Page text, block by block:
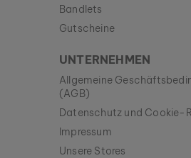
Bandlets
Gutscheine
UNTERNEHMEN
Allgemeine
(AGB)
Datenschutz und Cookie-
Impressum
Unsere Stores